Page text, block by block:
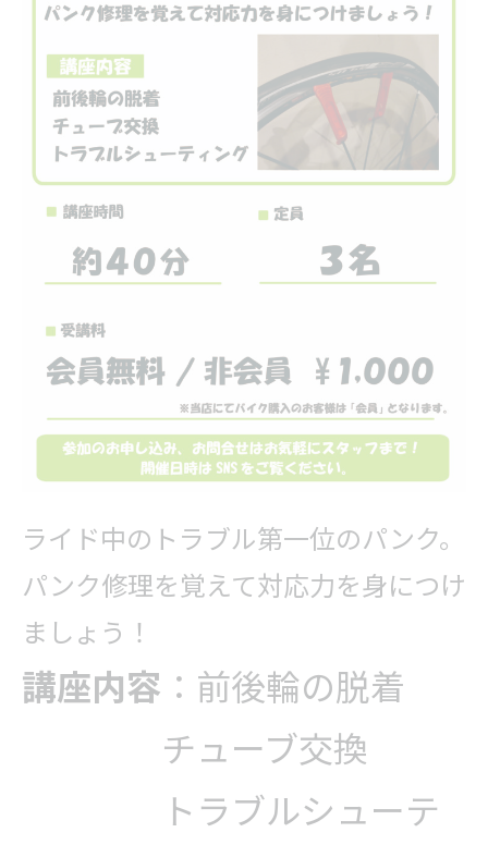
ライド中のトラブル第一位のパンク。
パンク修理を覚えて対応力を身につけ
ましょう！
講座内容 ：前後輪の脱着
チューブ交換
トラブルシューテ